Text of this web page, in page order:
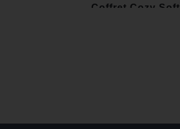
Coffret Cozy Soft